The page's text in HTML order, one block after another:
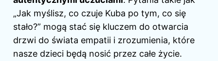
„Jak myślisz, co czuje Kuba po tym, co się
stało?” mogą stać się kluczem do otwarcia
drzwi do świata empatii i zrozumienia, które
nasze dzieci będą nosić przez całe życie.